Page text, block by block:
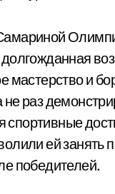
мастерство и
раз
ей занять
победителей.